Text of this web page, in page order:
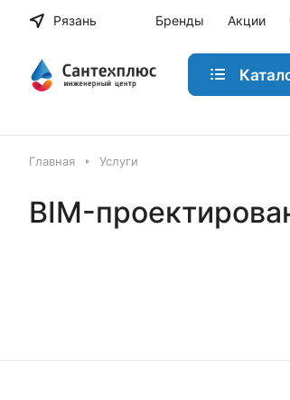
Рязань Бренды Акции
Главная Услуги
BIM-